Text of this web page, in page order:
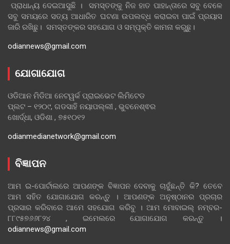
ପ୍ରାଧାନ୍ୟ ଦେଇଆସୁଛି । ସମସ୍ତଙ୍କୁ ନିଜ ହାତ ପାହାନ୍ତାରେ ସବୁ ବେଳେ
ସବୁ ସମୟରେ ସତ୍ୟ ଆଧାରିତ ଘଟଣା ଉପଲବ୍ଧ କରାଇବା ପାଇଁ ପ୍ରୟାସ
ଜାରି ରଖିଛୁ। ସମସ୍ତଙ୍କର ସହଯୋଗ ଓ ସମ୍ପୃକ୍ତି କାମନା କରୁଛୁ।
odiannews@gmail.com
ଯୋଗାଯୋଗ
ଓଡିଆନ ମିଡିଆ ନେଟୱର୍କ ପ୍ରାଇଭେଟ ଲିମିଟେଡ
ପ୍ଲଟ – ୧୨୦୯, ଗଡସାହି ନୟାପଲ୍ଲୀ , ଭୁବନେଶ୍ଵର
ଖୋର୍ଦ୍ଧା, ଓଡିଶା , ୭୫୧୦୧୨
odianmedianetwork@gmail.com
ବିଜ୍ଞାପନ
ଆମ ଇ-ପୋର୍ଟାଲରେ ଆପଣଙ୍କ ବିଜ୍ଞାପନ ଦେବାକୁ ଚାହୁଁଛନ୍ତି କି? ତେବେ
ଆମ ସହିତ ଯୋଗାଯୋଗ କରନ୍ତୁ । ଆପଣଙ୍କ ଅନୁଷ୍ଠାନର ପ୍ରଚାର
ପ୍ରସାର କରିବାରେ ଆମେ ସହଯୋଗ କରିବୁ । ଆମ ମୋବାଇଲ୍ ନମ୍ବର-
୮୮୯୫୭୬୬୮୨୪ , ଇମେଲରେ ଯୋଗାଯୋଗ କରନ୍ତୁ ।
odiannews@gmail.com